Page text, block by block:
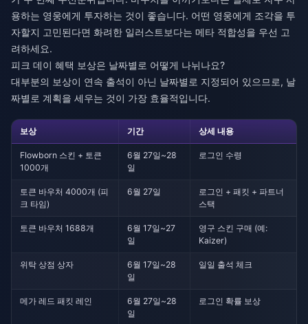
용하는 영웅에게 투자하는 것이 좋습니다. 어떤 영웅에게 조각을 투
자할지 고민된다면 화려한 일러스트보다는 메타 적합성을 우선 고
려하세요.
피크 데이 혜택 보상은 날짜별로 어떻게 나뉘나요?
대부분의 보상이 연속 출석이 아닌 날짜별로 지정되어 있으므로, 날
짜별로 계획을 세우는 것이 가장 효율적입니다.
보상 기간 상세 내용
Flowborn 스킨 + 토큰
1000개
6월 27일~28
일
로그인 수령
토큰 바우처 4000개 (피
크 타임)
6월 27일
로그인 + 패킷 + 파트너
스택
토큰 바우처 1688개
6월 17일~27
일
영구 스킨 구매 (예:
Kaizer)
위탁 상점 상자
6월 17일~28
일
일일 출석 체크
메가 레드 패킷 레인
6월 27일~28
일
로그인 확률 보상